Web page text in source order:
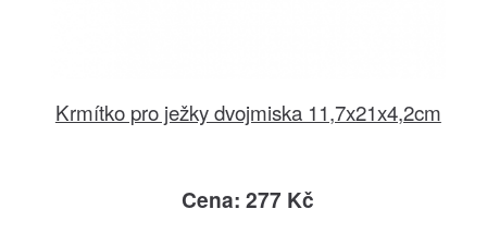
Krmítko pro ježky dvojmiska 11,7x21x4,2cm
Cena: 277 Kč